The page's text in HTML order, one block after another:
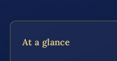
At a glance